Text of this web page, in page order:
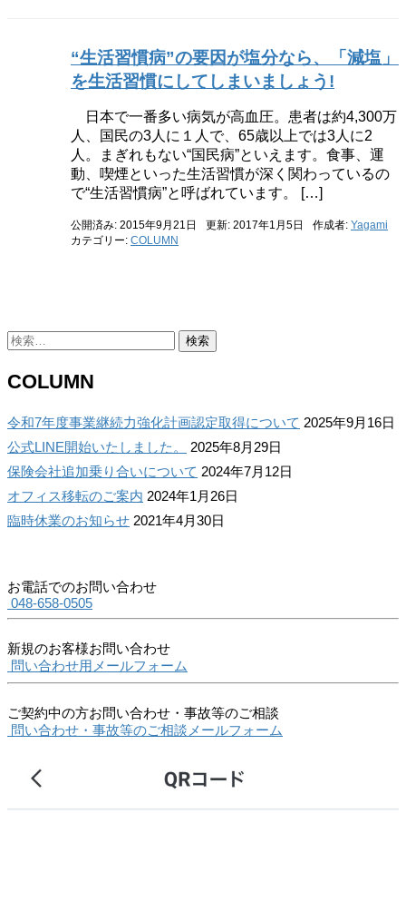
“生活習慣病”の要因が塩分なら、「減塩」
を生活習慣にしてしまいましょう!
日本で一番多い病気が高血圧。患者は約4,300万
人、国民の3人に１人で、65歳以上では3人に2
人。まぎれもない“国民病”といえます。食事、運
動、喫煙といった生活習慣が深く関わっているの
で“生活習慣病”と呼ばれています。 […]
公開済み: 2015年9月21日 更新: 2017年1月5日 作成者: Yagami
カテゴリー: COLUMN
検
COLUMN
令和7年度事業継続力強化計画認定取得について 2025年9月16日
公式LINE開始いたしました。
2025年8月29日
保険会社追加乗り合いについて 2024年7月12日
オフィス移転のご案内 2024年1月26日
臨時休業のお知らせ 2021年4月30日
お電話でのお問い合わせ
048-658-0505
新規のお客様お問い合わせ
問い合わせ用メールフォーム
ご契約中の方お問い合わせ・事故等のご相談
問い合わせ・事故等のご相談メールフォーム